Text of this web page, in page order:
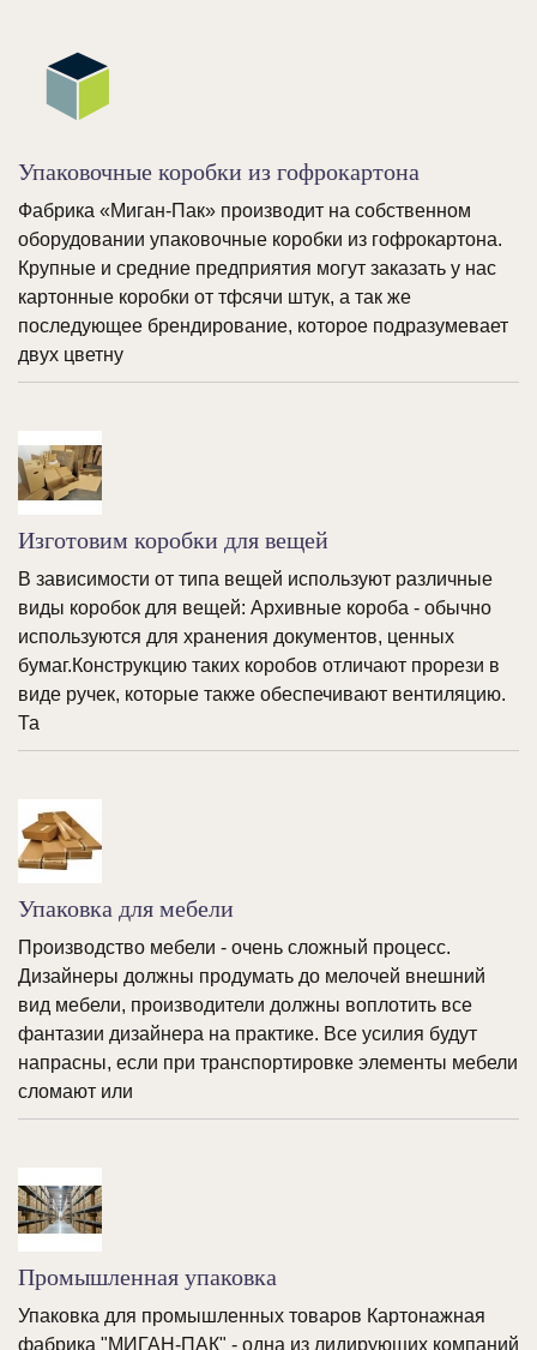
Упаковочные коробки из гофрокартона
Фабрика «Миган-Пак» производит на собственном
оборудовании упаковочные коробки из гофрокартона.
Крупные и средние предприятия могут заказать у нас
картонные коробки от тфсячи штук, а так же
последующее брендирование, которое подразумевает
двух цветну
Изготовим коробки для вещей
В зависимости от типа вещей используют различные
виды коробок для вещей: Архивные короба - обычно
используются для хранения документов, ценных
бумаг.Конструкцию таких коробов отличают прорези в
виде ручек, которые также обеспечивают вентиляцию.
Та
Упаковка для мебели
Производство мебели - очень сложный процесс.
Дизайнеры должны продумать до мелочей внешний
вид мебели, производители должны воплотить все
фантазии дизайнера на практике. Все усилия будут
напрасны, если при транспортировке элементы мебели
сломают или
Промышленная упаковка
Упаковка для промышленных товаров Картонажная
фабрика "МИГАН-ПАК" - одна из лидирующих компаний